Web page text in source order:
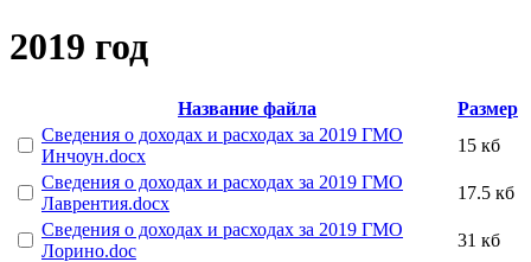
2019 год
Название файла
Размер
Сведения о доходах и расходах за 2019 ГМО
Инчоун.docx
15 кб
Сведения о доходах и расходах за 2019 ГМО
Лаврентия.docx
17.5 кб
Сведения о доходах и расходах за 2019 ГМО
Лорино.doc
31 кб